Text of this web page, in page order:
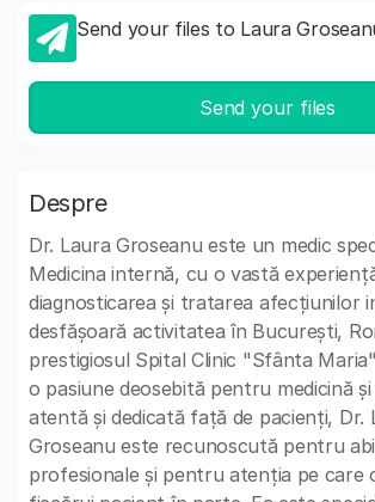
Send your files to Laura
Send your files
Despre
Dr. Laura Groseanu este un medic
Medicina internă, cu o vastă
diagnosticarea și tratarea afecțiunilor
desfășoară activitatea în București,
prestigiosul Spital Clinic "Sfânta
o pasiune deosebită pentru medicină
atentă și dedicată față de pacienți, Dr.
Groseanu este recunoscută pentru
profesionale și pentru atenția pe care